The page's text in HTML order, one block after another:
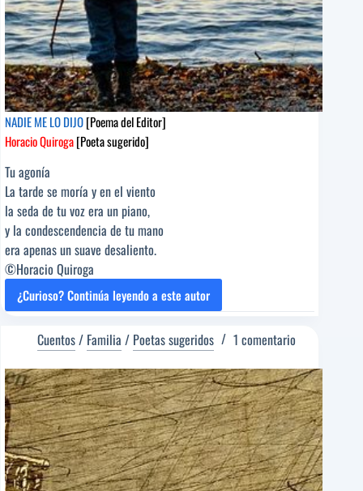
NADIE ME LO DIJO[Poema del Editor]
Horacio Quiroga[Poeta sugerido]
Tu agonía
La tarde se moría y en el viento
la seda de tu voz era un piano,
y la condescendencia de tu mano
era apenas un suave desaliento.
©Horacio Quiroga
¿Curioso? Continúa leyendo a este autor
NADIE
LO
DIJO
[Poema
del
Editor]
Horacio
Quiroga
[Poeta
sugerido]
Cuentos/ Familia / Poetas sugeridos 1 comentario